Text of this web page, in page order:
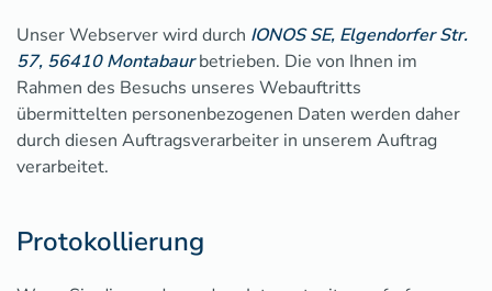
Unser Webserver wird durch IONOS SE, Elgendorfer Str.
57, 56410 Montabaur betrieben. Die von Ihnen im
Rahmen des Besuchs unseres Webauftritts
übermittelten personenbezogenen Daten werden daher
durch diesen Auftragsverarbeiter in unserem Auftrag
verarbeitet.
Protokollierung